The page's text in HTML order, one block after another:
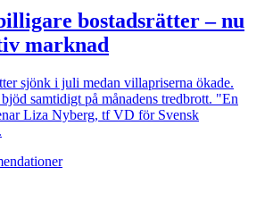
bostadsrätter – nu
marknad
sjönk i juli medan villapriserna ökade.
samtidigt på månadens tredbrott. "En
Liza Nyberg, tf VD för Svensk